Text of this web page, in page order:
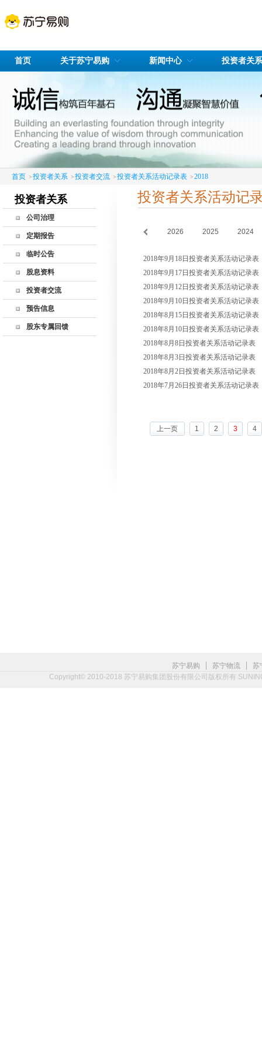
首页 关于苏宁易购 新闻中心 投资者关系
首页 >投资者关系 >投资者交流 >投资者关系活动记录表 >2018
投资者关系
公司治理
公司治理简介
股东会
监事会
公司高管
公司章程
公司制度
定期报告
临时公告
股息资料
历年利润分配
股东回报规划
投资者交流
联系方式
董秘邮箱
预告信息
股东专属回馈
投资者关系活动记
2026 2025 2024
2018年9月18日投资者关系活动记录表
2018年9月17日投资者关系活动记录表
2018年9月12日投资者关系活动记录表
2018年9月10日投资者关系活动记录表
2018年8月15日投资者关系活动记录表
2018年8月10日投资者关系活动记录表
2018年8月8日投资者关系活动记录表
2018年8月3日投资者关系活动记录表
2018年8月2日投资者关系活动记录表
2018年7月26日投资者关系活动记录表
上一页 1 2 3 4
苏宁易购 | 苏宁物流 |
苏
Copyright© 2010-2018 苏宁易购集团股份有限公司版权所有